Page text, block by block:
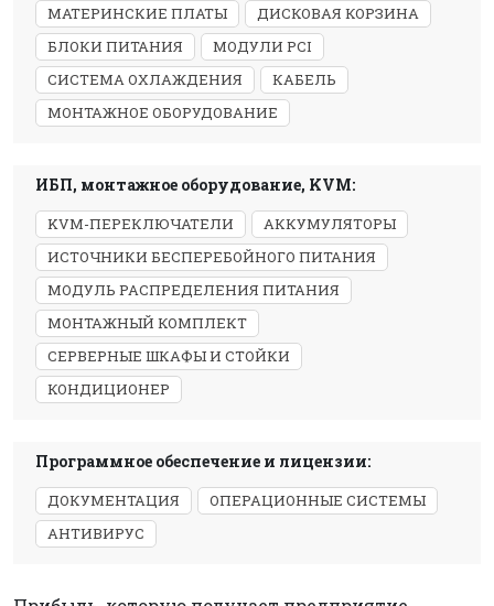
МАТЕРИНСКИЕ ПЛАТЫ
ДИСКОВАЯ КОРЗИНА
БЛОКИ ПИТАНИЯ
МОДУЛИ PCI
СИСТЕМА ОХЛАЖДЕНИЯ
КАБЕЛЬ
МОНТАЖНОЕ ОБОРУДОВАНИЕ
ИБП, монтажное оборудование, KVM:
KVM-ПЕРЕКЛЮЧАТЕЛИ
АККУМУЛЯТОРЫ
ИСТОЧНИКИ БЕСПЕРЕБОЙНОГО ПИТАНИЯ
МОДУЛЬ РАСПРЕДЕЛЕНИЯ ПИТАНИЯ
МОНТАЖНЫЙ КОМПЛЕКТ
СЕРВЕРНЫЕ ШКАФЫ И СТОЙКИ
КОНДИЦИОНЕР
Программное обеспечение и лицензии:
ДОКУМЕНТАЦИЯ
ОПЕРАЦИОННЫЕ СИСТЕМЫ
АНТИВИРУС